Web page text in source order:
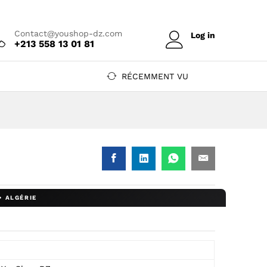
Contact@youshop-dz.com
+213 558 13 01 81
Log in
RÉCEMMENT VU
DZ